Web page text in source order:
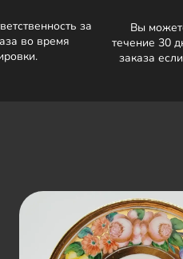
за
во время
Вы
течение 30
заказа